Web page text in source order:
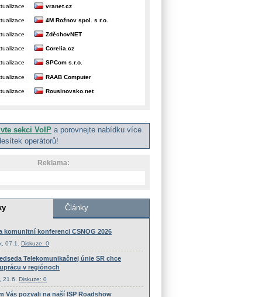
vranet.cz
4M Rožnov spol. s r.o.
ZděchovNET
Corelia.cz
SPCom s.r.o.
RAAB Computer
Rousinovsko.net
sekci VoIP a porovnejte nabídku více
operátorů!
Reklama: